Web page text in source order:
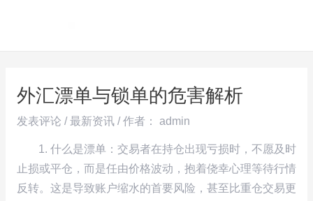
外汇漂单与锁单的危害解析
发表评论 /最新资讯/ 作者： admin
1. 什么是漂单：交易者在持仓出现亏损时，不愿及时
止损或平仓，而是任由价格波动，抱着侥幸心理等待行情
反转。这是导致账户缩水的首要风险，甚至比重仓交易更